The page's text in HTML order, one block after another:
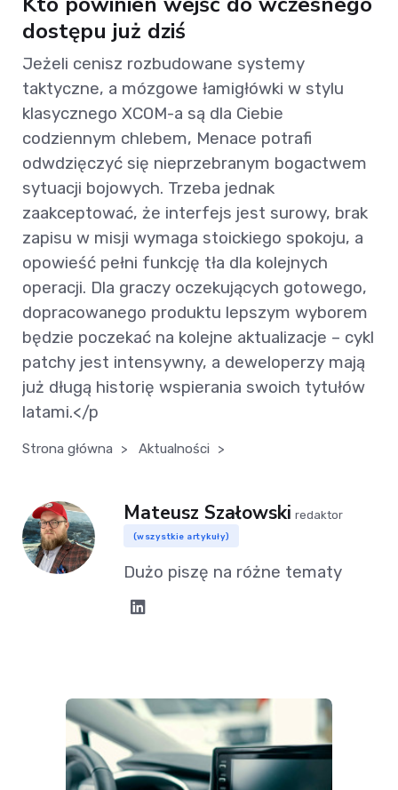
dostępu już dziś
Jeżeli cenisz rozbudowane systemy
taktyczne, a mózgowe łamigłówki w stylu
klasycznego XCOM-a są dla Ciebie
codziennym chlebem, Menace potrafi
odwdzięczyć się nieprzebranym bogactwem
sytuacji bojowych. Trzeba jednak
zaakceptować, że interfejs jest surowy, brak
zapisu w misji wymaga stoickiego spokoju, a
opowieść pełni funkcję tła dla kolejnych
operacji. Dla graczy oczekujących gotowego,
dopracowanego produktu lepszym wyborem
będzie poczekać na kolejne aktualizacje – cykl
patchy jest intensywny, a deweloperzy mają
już długą historię wspierania swoich tytułów
latami.</p
Strona główna > Aktualności >
Mateusz Szałowski redaktor
(wszystkie artykuły)
Dużo piszę na różne tematy